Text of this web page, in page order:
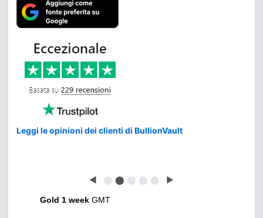
Leggi le opinioni dei clienti di BullionVault
◀ ⬤ ⬤ ⬤ ⬤ ⬤ ▶
Gold 1 week GMT